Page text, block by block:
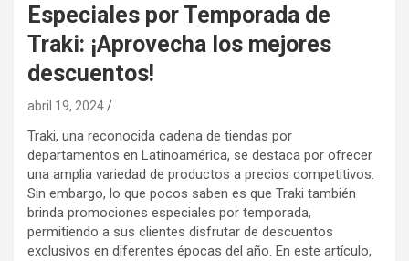
Especiales por Temporada de
Traki: ¡Aprovecha los mejores
descuentos!
abril 19, 2024
Traki, una reconocida cadena de tiendas por
departamentos en Latinoamérica, se destaca por ofrecer
una amplia variedad de productos a precios competitivos.
Sin embargo, lo que pocos saben es que Traki también
brinda promociones especiales por temporada,
permitiendo a sus clientes disfrutar de descuentos
exclusivos en diferentes épocas del año. En este artículo,